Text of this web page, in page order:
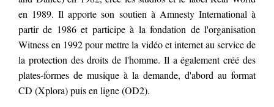
en 1989. Il apporte son soutien à Amnesty International à
partir de 1986 et participe à la fondation de l'organisation
Witness en 1992 pour mettre la vidéo et internet au service de
la protection des droits de l'homme. Il a également créé des
plates-formes de musique à la demande, d'abord au format
CD (Xplora) puis en ligne (OD2).